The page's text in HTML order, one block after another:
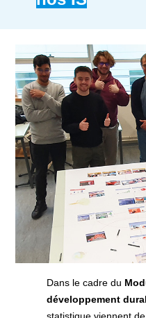
Dans le cadre du
développement